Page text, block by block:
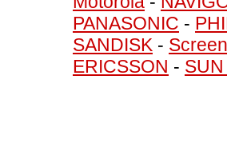
PANASONIC -
SANDISK -
ERICSSON -